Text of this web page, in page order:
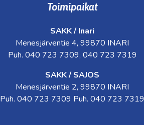
Toimipaikat
SAKK / Inari
Menesjärventie 4, 99870 INARI
Puh. 040 723 7309, 040 723 7319
SAKK / SAJOS
Menesjärventie 2, 99870 INARI
Puh. 040 723 7309 Puh. 040 723 7319